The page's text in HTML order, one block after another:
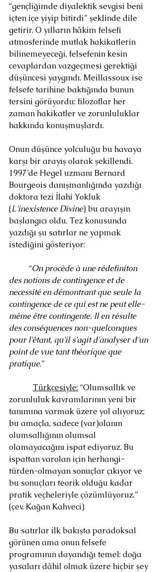
“gençliğimde diyalektik sevgisi beni
içten içe yiyip bitirdi” şeklinde dile
getirir. O yılların hâkim felsefi
atmosferinde mutlak hakikatlerin
bilinemeyeceği, felsefenin kesin
cevaplardan vazgeçmesi gerektiği
düşüncesi yaygındı. Meillassoux ise
felsefe tarihine baktığında bunun
tersini görüyordu: filozoflar her
zaman hakikatler ve zorunluluklar
hakkında konuşmuşlardı.
Onun düşünce yolculuğu bu havaya
karşı bir arayış olarak şekillendi.
1997’de Hegel uzmanı Bernard
Bourgeois danışmanlığında yazdığı
doktora tezi İlahi Yokluk
(L'inexistence Divine) bu arayışın
başlangıcı oldu. Tez konusunda
yazdığı şu satırlar ne yapmak
istediğini gösteriyor:
	“
On procède à une rédefiniton
des notions de contingence et de
necessité en démontrant que seule la
contingence de ce qui est ne peut elle-
même être contingente. Il en résulte
des conséquences non-quelconques
pour l'êtant, qu'il s'agit d'analyser d'un
point de vue tant théorique que
pratique.”
Türkçesiyle: “Olumsallık ve
zorunluluk kavramlarının yeni bir
tanımına varmak üzere yol alıyoruz;
bu amaçla, sadece (var)olanın
olumsallığının olumsal
olamayacağını ispat ediyoruz. Bu
ispattan varolan için herhangi-
türden-olmayan sonuçlar çıkıyor ve
bu sonuçları teorik olduğu kadar
pratik veçheleriyle çözümlüyoruz.”
(çev. Kağan Kahveci)
Bu satırlar ilk bakışta paradoksal
görünen ama onun felsefe
programının dayandığı temel: doğa
yasaları dâhil olmak üzere hiçbir şey